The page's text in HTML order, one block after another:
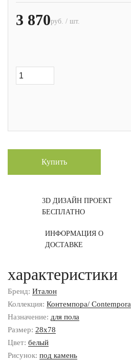
3 870руб. / шт.
Купить
3D ДИЗАЙН ПРОЕКТ
БЕСПЛАТНО
ИНФОРМАЦИЯ О
ДОСТАВКЕ
характеристики
Бренд: Италон
Коллекция: Контемпора/ Contempora
Назначение: для пола
Размер: 28x78
Цвет: белый
Рисунок: под камень